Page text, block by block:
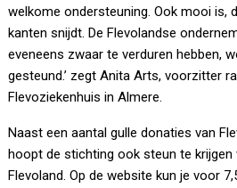
welkome ondersteuning. Ook mooi is,
kanten snijdt. De Flevolandse
eveneens zwaar te verduren hebben,
gesteund.’ zegt Anita Arts, voorzitter
Flevoziekenhuis in Almere.
Naast een aantal gulle donaties van
hoopt de stichting ook steun te krijgen
Flevoland. Op de website kun je voor